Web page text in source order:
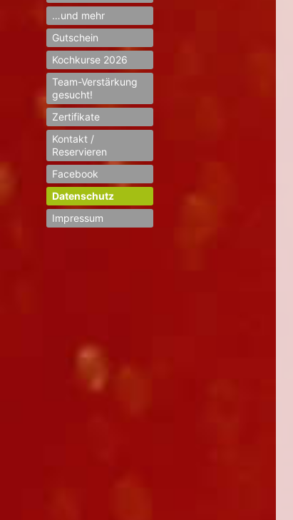
…und mehr
Gutschein
Kochkurse 2026
Team-Verstärkung
gesucht!
Zertifikate
Kontakt /
Reservieren
Facebook
Datenschutz
Impressum